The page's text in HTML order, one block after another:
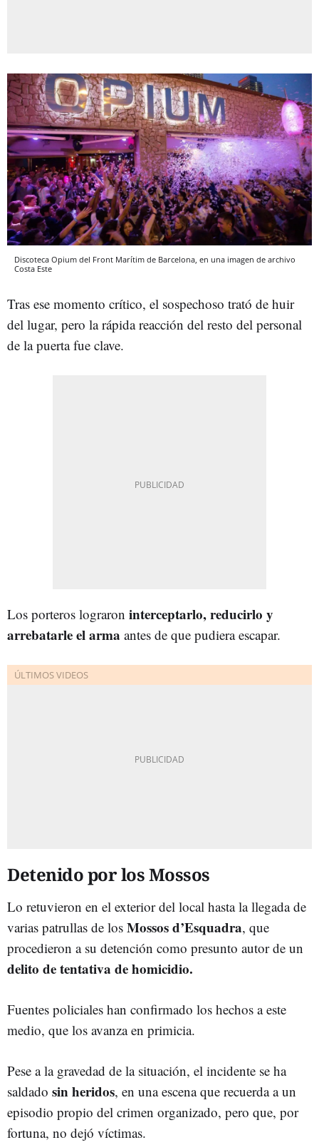
Discoteca Opium del Front Marítim de Barcelona, en una imagen de archivo
Costa Este
Tras ese momento crítico, el sospechoso trató de huir
del lugar, pero la rápida reacción del resto del personal
de la puerta fue clave.
Los porteros lograron interceptarlo, reducirlo y
arrebatarle el arma antes de que pudiera escapar.
Detenido por los Mossos
Lo retuvieron en el exterior del local hasta la llegada de
varias patrullas de los Mossos d’Esquadra, que
procedieron a su detención como presunto autor de un
delito de tentativa de homicidio.
Fuentes policiales han confirmado los hechos a este
medio, que los avanza en primicia.
Pese a la gravedad de la situación, el incidente se ha
saldado sin heridos, en una escena que recuerda a un
episodio propio del crimen organizado, pero que, por
fortuna, no dejó víctimas.